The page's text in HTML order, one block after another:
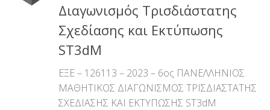
Διαγωνισμός Τρισδιάστατης
Σχεδίασης και Εκτύπωσης
ST3dM
ΕΞΕ – 126113 – 2023 – 6ος ΠΑΝΕΛΛΗΝΙΟΣ
ΜΑΘΗΤΙΚΟΣ ΔΙΑΓΩΝΙΣΜΟΣ ΤΡΙΣΔΙΑΣΤΑΤΗΣ
ΣΧΕΔΙΑΣΗΣ ΚΑΙ ΕΚΤΥΠΩΣΗΣ ST3dM